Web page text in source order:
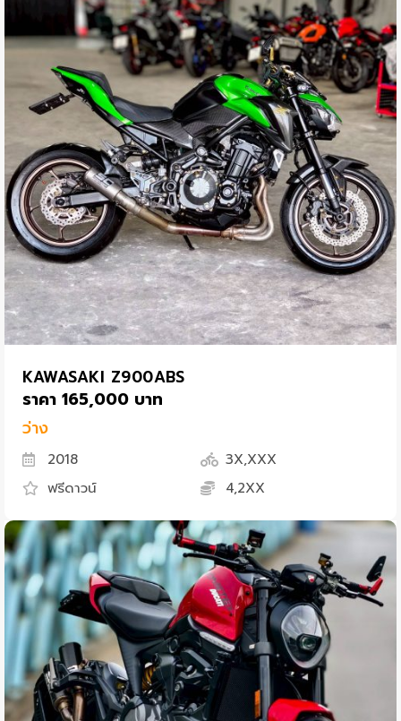
KAWASAKI Z900ABS
ราคา 165,000 บาท
ว่าง
2018
3X,XXX
ฟรีดาวน์
4,2XX